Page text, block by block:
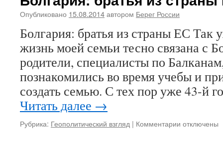
русских
героев
войны
Опубликовано 15.08.2014автором Берег России
Болгария: братья из страны ЕС Так
жизнь моей семьи тесно связана с
родители, специалисты по
познакомились во время учебы и
создать семью. С тех пор уже 43-й
Читать далее →
Рубрика: Геополитический взгляд | Комментарии котключены